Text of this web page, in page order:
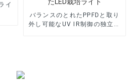
イ
バランスのとれたPPFDと取り
外し可能なUV IR制御の独立し